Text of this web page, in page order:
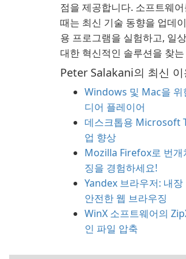
점을 제공합니다. 소프트웨
때는 최신 기술 동향을 업데
용 프로그램을 실험하고, 일
대한 혁신적인 솔루션을 찾
Peter Salakani의 최신 이
Windows 및 Mac을 위
디어 플레이어
데스크톱용 Microsoft
업 향상
Mozilla Firefox로 번개
징을 경험하세요!
Yandex 브라우저: 내
안전한 웹 브라우징
WinX 소프트웨어의
인 파일 압축